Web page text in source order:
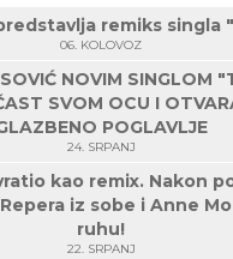
remiks singla
06. KOLOVOZ
NOVIM SINGLOM
SVOM OCU I
POGLAVLJE
24. SRPANJ
kao remix. Nakon
iz sobe i Anne
ruhu!
22. SRPANJ